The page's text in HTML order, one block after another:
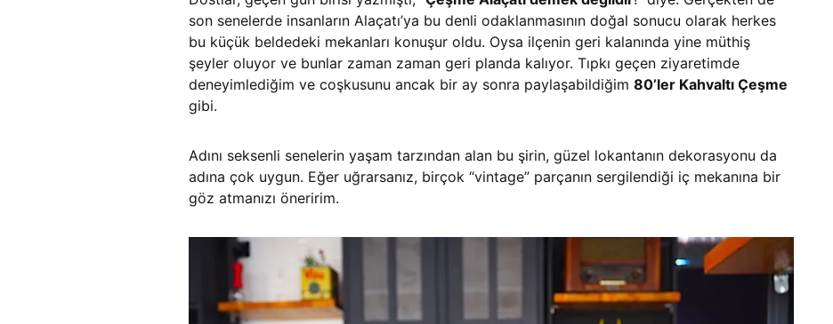
son senelerde insanların Alaçatı’ya bu denli odaklanmasının doğal sonucu olarak herkes
bu küçük beldedeki mekanları konuşur oldu. Oysa ilçenin geri kalanında yine müthiş
şeyler oluyor ve bunlar zaman zaman geri planda kalıyor. Tıpkı geçen ziyaretimde
deneyimlediğim ve coşkusunu ancak bir ay sonra paylaşabildiğim 80’ler Kahvaltı Çeşme
gibi.
Adını seksenli senelerin yaşam tarzından alan bu şirin, güzel lokantanın dekorasyonu da
adına çok uygun. Eğer uğrarsanız, birçok “vintage” parçanın sergilendiği iç mekanına bir
göz atmanızı öneririm.